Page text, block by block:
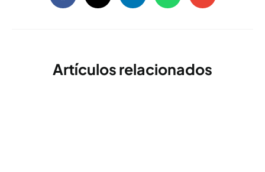
Artículos relacionados